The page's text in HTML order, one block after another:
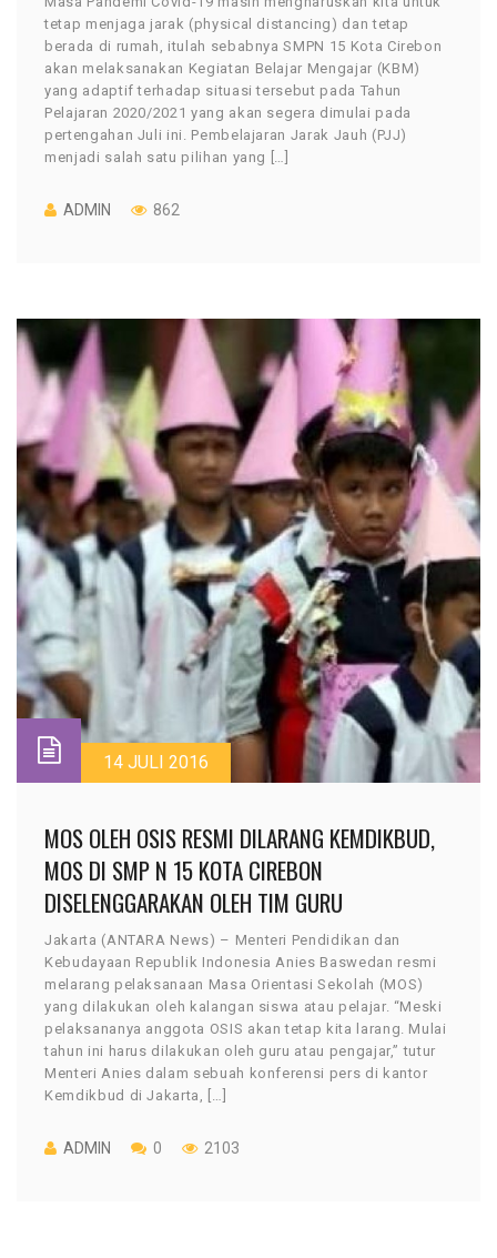
tetap menjaga jarak (physical distancing) dan tetap
berada di rumah, itulah sebabnya SMPN 15 Kota Cirebon
akan melaksanakan Kegiatan Belajar Mengajar (KBM)
yang adaptif terhadap situasi tersebut pada Tahun
Pelajaran 2020/2021 yang akan segera dimulai pada
pertengahan Juli ini. Pembelajaran Jarak Jauh (PJJ)
menjadi salah satu pilihan yang […]
ADMIN 862
14 JULI 2016
MOS OLEH OSIS RESMI DILARANG KEMDIKBUD,
MOS DI SMP N 15 KOTA CIREBON
DISELENGGARAKAN OLEH TIM GURU
Jakarta (ANTARA News) – Menteri Pendidikan dan
Kebudayaan Republik Indonesia Anies Baswedan resmi
melarang pelaksanaan Masa Orientasi Sekolah (MOS)
yang dilakukan oleh kalangan siswa atau pelajar. “Meski
pelaksananya anggota OSIS akan tetap kita larang. Mulai
tahun ini harus dilakukan oleh guru atau pengajar,” tutur
Menteri Anies dalam sebuah konferensi pers di kantor
Kemdikbud di Jakarta, […]
ADMIN 0 2103